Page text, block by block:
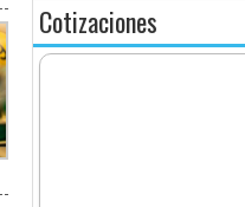
Cotizaciones